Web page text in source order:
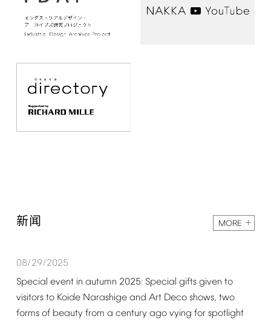
新闻 MORE
08/29/2025
Special event in autumn 2025: Special gifts given to
visitors to Koide Narashige and Art Deco shows, two
forms of beauty from a century ago vying for spotlight